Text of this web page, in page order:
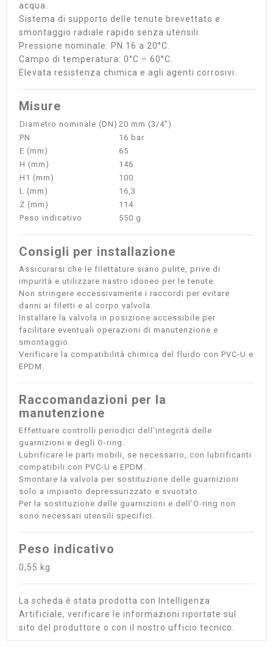
acqua.
Sistema di supporto delle tenute brevettato e
smontaggio radiale rapido senza utensili.
Pressione nominale: PN 16 a 20°C.
Campo di temperatura: 0°C ÷ 60°C.
Elevata resistenza chimica e agli agenti corrosivi.
Misure
Diametro nominale (DN) 20 mm (3/4”)
PN
16 bar
E (mm)
65
H (mm)
146
H1 (mm)
100
L (mm)
16,3
Z (mm)
114
Peso indicativo
550 g
Consigli per installazione
Assicurarsi che le filettature siano pulite, prive di
impurità e utilizzare nastro idoneo per le tenute.
Non stringere eccessivamente i raccordi per evitare
danni ai filetti e al corpo valvola.
Installare la valvola in posizione accessibile per
facilitare eventuali operazioni di manutenzione e
smontaggio.
Verificare la compatibilità chimica del fluido con PVC-U e
EPDM.
Raccomandazioni per la
manutenzione
Effettuare controlli periodici dell’integrità delle
guarnizioni e degli O-ring.
Lubrificare le parti mobili, se necessario, con lubrificanti
compatibili con PVC-U e EPDM.
Smontare la valvola per sostituzione delle guarnizioni
solo a impianto depressurizzato e svuotato.
Per la sostituzione delle guarnizioni e dell’O-ring non
sono necessari utensili specifici.
Peso indicativo
0,55 kg
La scheda è stata prodotta con Intelligenza
Artificiale, verificare le informazioni riportate sul
sito del produttore o con il nostro ufficio tecnico.